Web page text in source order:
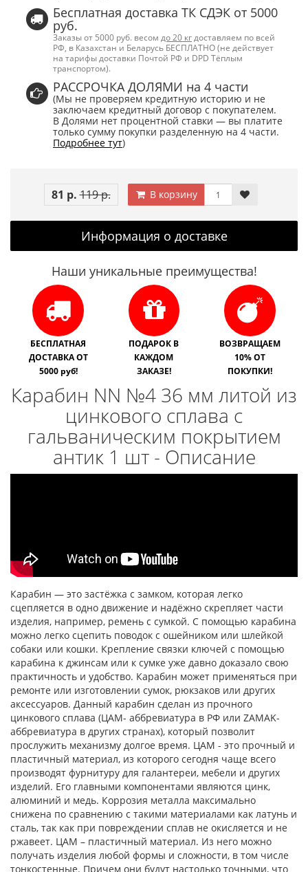
Бесплатная доставка ТК СДЭК от 5000
руб.
Заказы от 5000 руб. весом до 20 кг доставляем по всей
РФ, в Казахстан и Беларусь БЕСПЛАТНО (не действует
на тарифы доставки Почтой РФ и DPD Тёплым
транспортом).
РАССРОЧКА ДОЛЯМИ на 4 части
(Мы не проверяем кредитную историю и не
заключаем кредитный договор с покупателем.
В Долями нет процентной ставки — вы платите
только сумму покупки разделенную на 4 части.
Подробнее тут)
81 р. 119 р. В корзину
Информация о доставке
Наши уникальные преимущества!
БЕСПЛАТНАЯ
ДОСТАВКА ОТ
5000 руб!
ПОДАРОК В
КАЖДОМ
ЗАКАЗЕ!
ВОЗВРАЩАЕМ
10% ОТ
ПОКУПКИ!
Карабин NN №4 36 мм литой из
цинкового сплава с
гальваническим покрытием
антик 1 шт - Описание
Карабин — это застёжка с замком, которая легко
сцепляется в одно движение и надёжно скрепляет части
изделия, например, ремень с сумкой. С помощью карабина
можно легко сцепить поводок с ошейником или шлейкой
собаки или кошки. Крепление связки ключей с помощью
карабина к джинсам или к сумке уже давно доказало свою
практичность и удобство. Карабин может применяться при
ремонте или изготовлении сумок, рюкзаков или других
аксессуаров. Данный карабин сделан из прочного
цинкового сплава (ЦАМ- аббревиатура в РФ или ZAMAK-
аббревиатура в других странах), который позволит
прослужить механизму долгое время. ЦАМ - это прочный и
пластичный материал, из которого сегодня чаще всего
производят фурнитуру для галантереи, мебели и других
изделий. Его главными компонентами являются цинк,
алюминий и медь. Коррозия металла максимально
снижена по сравнению с такими материалами как латунь и
сталь, так как при повреждении сплав не окисляется и не
ржавеет. ЦАМ – пластичный материал. Из него можно
получать изделия любой формы и сложности, в том числе
тонкостенные. Причем они будут настолько точными, что